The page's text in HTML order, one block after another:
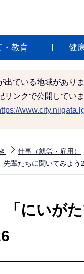
・教育 健
出ている地域がありま
リンクで公開していま
仕事（就労・雇用）
先輩たちに聞いてみよう
にいが